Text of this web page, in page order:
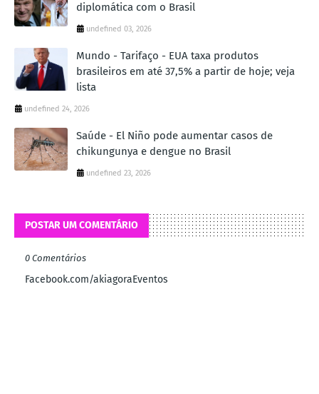
diplomática com o Brasil
undefined 03, 2026
Mundo - Tarifaço - EUA taxa produtos
brasileiros em até 37,5% a partir de hoje; veja
lista
undefined 24, 2026
Saúde - El Niño pode aumentar casos de
chikungunya e dengue no Brasil
undefined 23, 2026
POSTAR UM COMENTÁRIO
0 Comentários
Facebook.com/akiagoraEventos